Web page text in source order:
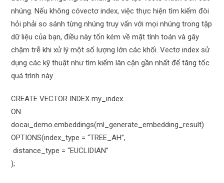
nhúng. Nếu không cóvectơ index, việc thực hiện tìm kiếm đòi
hỏi phải so sánh từng nhúng truy vấn với mọi nhúng trong tập
dữ liệu của bạn, điều này tốn kém về mặt tính toán và gây
chậm trễ khi xử lý một số lượng lớn các khối. Vectơ index sử
dụng các kỹ thuật như tìm kiếm lân cận gần nhất để tăng tốc
quá trình này
CREATE VECTOR INDEX my_index
ON
docai_demo.embeddings(ml_generate_embedding_result)
OPTIONS(index_type = “TREE_AH”,
distance_type = “EUCLIDIAN”
);